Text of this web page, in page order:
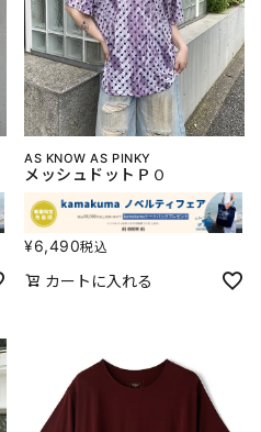
AS KNOW AS PINKY
メッシュドットＰＯ
¥6,490税込
カートに入れる